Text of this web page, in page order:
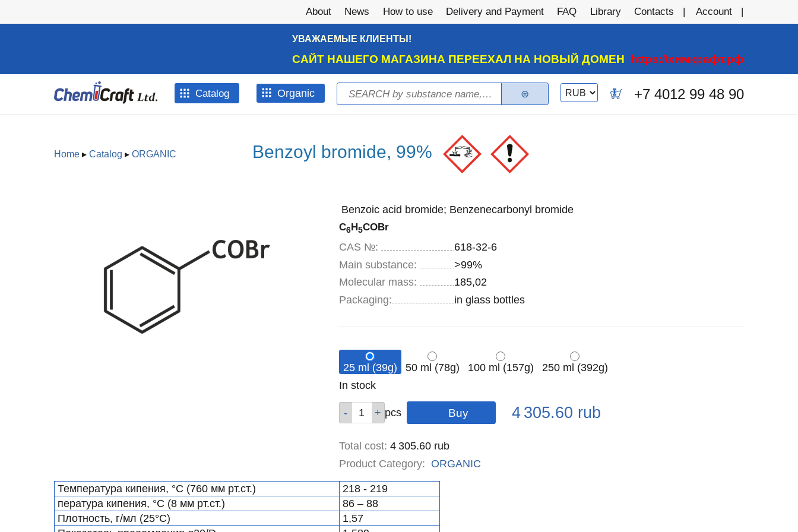
About News How to use Delivery and Payment FAQ Library Contacts Account
УВАЖАЕМЫЕ КЛИЕНТЫ!
САЙТ НАШЕГО МАГАЗИНА ПЕРЕЕХАЛ НА НОВЫЙ ДОМЕН https://химкрафт.рф
Catalog Оrganic Search form
Search
Switch
currency
0 +7 4012 99 48 90
You are here
Home▸ Catalog ▸ ORGANIC Benzoyl bromide, 99%
Benzoic acid bromide; Benzenecarbonyl bromide
C6H5COBr
CAS №:
618-32-6
Main substance:
>99%
Molecular mass:
185,02
Specifications
Packaging: in glass bottles
25 ml (39g) 50 ml (78g) 100 ml (157g)
250 ml (392g)
Remainder
In stock
pcs pcs
pcs
pcs Price
4 305.60 rub
Total cost: 4 305.60 rub
Product Category: ORGANIC
Температура кипения, °С (760 мм рт.ст.)
218 - 219
пература кипения, °С (8 мм рт.ст.)
86 – 88
Плотность, г/мл (25°С)
1,57